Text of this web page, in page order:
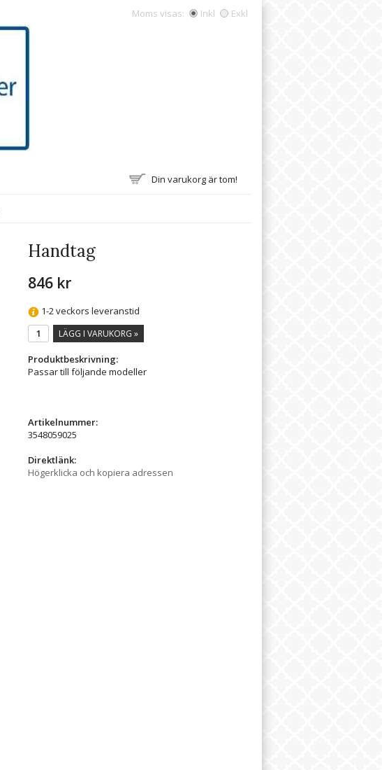
Moms visas: Inkl Exkl
Din varukorg är tom!
Handtag
846 kr
1-2 veckors leveranstid
LÄGG I VARUKORG »
Produktbeskrivning:
Passar till följande modeller
Artikelnummer:
3548059025
Direktlänk:
Högerklicka och kopiera adressen